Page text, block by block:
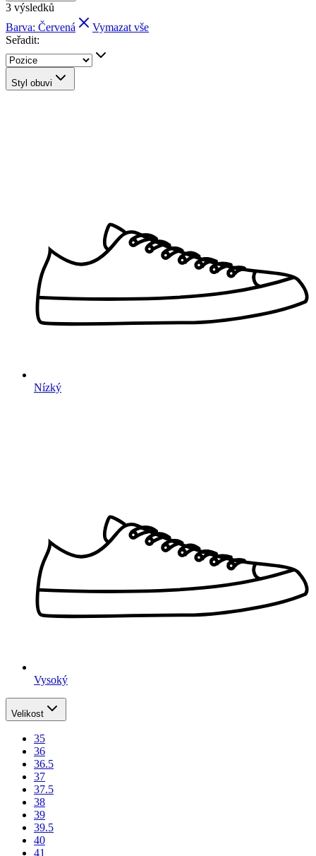
3 výsledků
Barva: Červená
Vymazat vše
Seřadit:
Styl obuvi
Nízký
Vysoký
Velikost
35
36
36.5
37
37.5
38
39
39.5
40
41